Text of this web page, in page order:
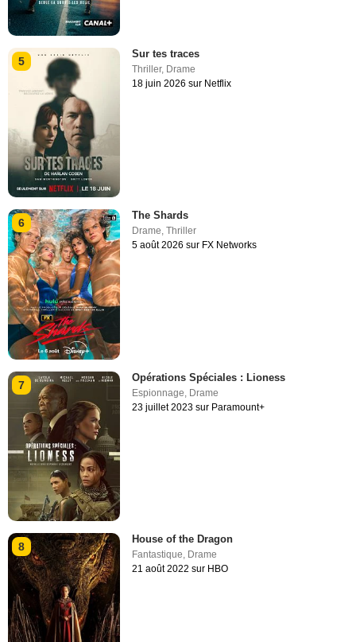
5
Sur tes traces
Thriller, Drame
18 juin 2026 sur Netflix
6
The Shards
Drame,Thriller
5 août 2026 sur FX Networks
7
Opérations Spéciales : Lioness
Espionnage Drame
23 juillet 2023 sur Paramount+
8
House of the Dragon
Fantastique, Drame
21 août 2022 sur HBO